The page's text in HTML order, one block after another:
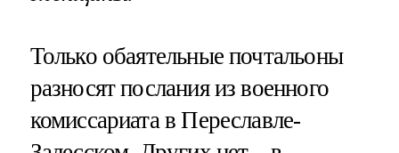
Только обаятельные почтальоны
разносят послания из военного
комиссариата в Переславле-